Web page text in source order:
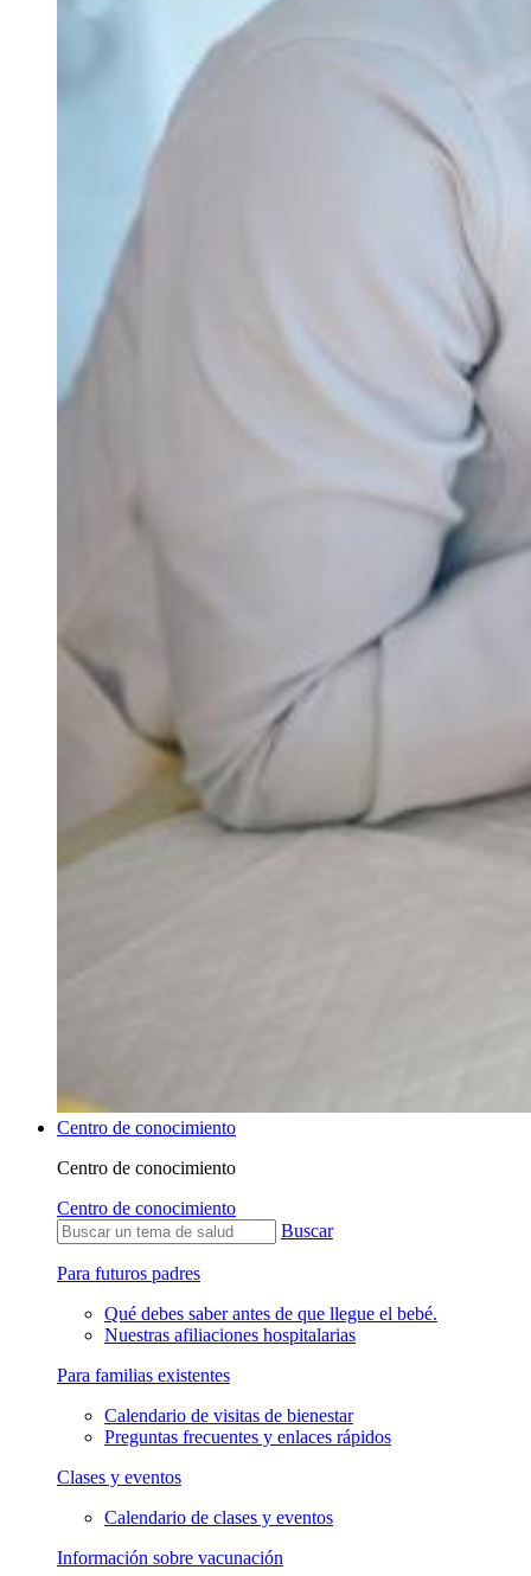
Centro de conocimiento
Centro de conocimiento
Centro de conocimiento
Buscar
Para futuros padres
Qué debes saber antes de que llegue el bebé.
Nuestras afiliaciones hospitalarias
Para familias existentes
Calendario de visitas de bienestar
Preguntas frecuentes y enlaces rápidos
Clases y eventos
Calendario de clases y eventos
Información sobre vacunación